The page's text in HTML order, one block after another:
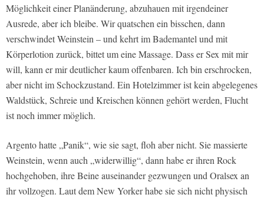
Möglichkeit einer Planänderung, abzuhauen mit irgendeiner
Ausrede, aber ich bleibe. Wir quatschen ein bisschen, dann
verschwindet Weinstein – und kehrt im Bademantel und mit
Körperlotion zurück, bittet um eine Massage. Dass er Sex mit mir
will, kann er mir deutlicher kaum offenbaren. Ich bin erschrocken,
aber nicht im Schockzustand. Ein Hotelzimmer ist kein abgelegenes
Waldstück, Schreie und Kreischen können gehört werden, Flucht
ist noch immer möglich.
Argento hatte „Panik“, wie sie sagt, floh aber nicht. Sie massierte
Weinstein, wenn auch „widerwillig“, dann habe er ihren Rock
hochgehoben, ihre Beine auseinander gezwungen und Oralsex an
ihr vollzogen. Laut dem New Yorker habe sie sich nicht physisch